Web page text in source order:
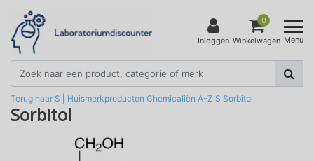
Inloggen
0
Winkelwagen Menu
Terug naar S Huismerkproducten Chemicaliën A-Z S Sorbitol
Sorbitol